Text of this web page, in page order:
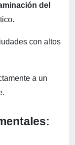
del
con altos
a un